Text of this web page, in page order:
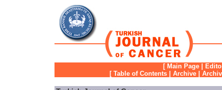
[ Main Page
[ Table of Contents Archive